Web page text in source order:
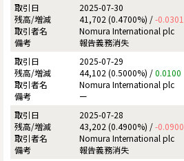
2025-07-30
41,702 (0.4700%) /-0.0301
Nomura International plc
報告義務消失
2025-07-29
44,102 (0.5000%) /0.0100
Nomura International plc
ー
2025-07-28
43,202 (0.4900%) /-0.0900
Nomura International plc
報告義務消失